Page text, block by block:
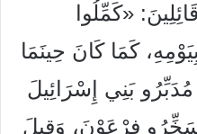
«كَمِّلُوا
كَمَا كَانَ حِينَمَا
14فَضُرِبَ مُدَبِّرُو بَنِي إِسْرَائِيلَ
فِرْعَوْنَ، وَقِيلَ